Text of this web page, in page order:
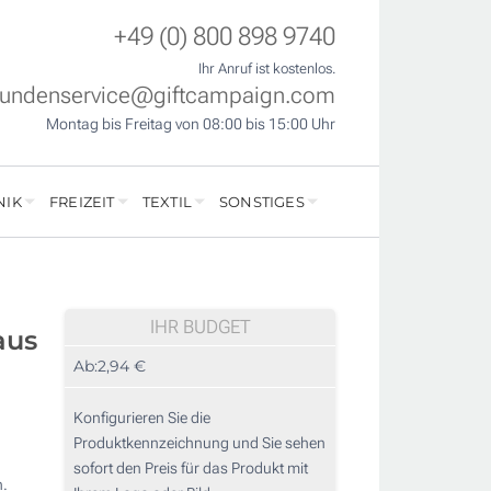
+49 (0) 800 898 9740
Ihr Anruf ist kostenlos.
Montag bis Freitag von 08:00 bis 15:00 Uhr
FREIZEIT TEXTIL SONSTIGES
IHR BUDGET
Ab:2,94 €
Konfigurieren Sie die
Produktkennzeichnung und Sie sehen
sofort den Preis für das Produkt mit